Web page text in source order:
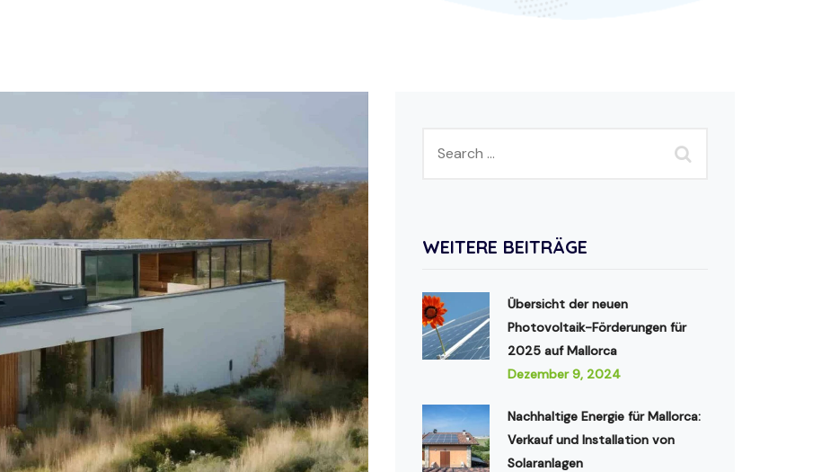
WEITERE BEITRÄGE
Übersicht der neuen
Photovoltaik-Förderungen für
2025 auf Mallorca
Dezember 9, 2024
Nachhaltige Energie für Mallorca:
Verkauf und Installation von
Solaranlagen